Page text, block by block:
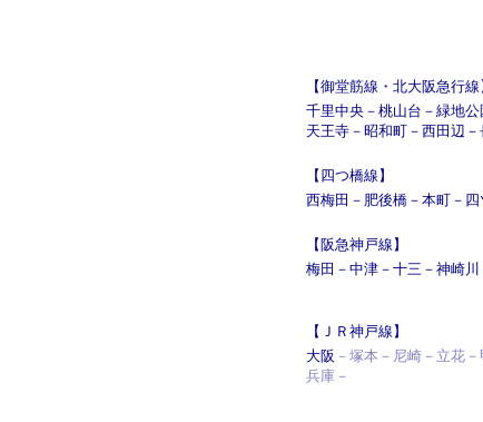
【御堂筋線・北大阪急行線
千里中央 － 桃山台 － 緑地公
天王寺 － 昭和町 － 西田辺 －
【四つ橋線】
西梅田 － 肥後橋 － 本町 － 四
【阪急神戸線】
梅田 － 中津 － 十三 － 神崎川
【ＪＲ神戸線】
大阪 －塚本－尼崎－立花
兵庫－